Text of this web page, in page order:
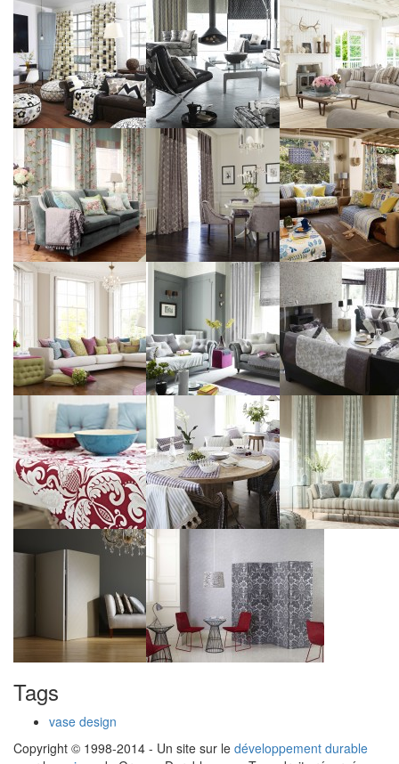
Tags
vase design
Copyright © 1998-2014 - Un site sur le développement durable